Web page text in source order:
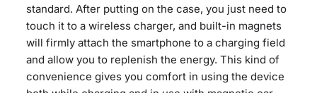
standard. After putting on the case, you just need to
touch it to a wireless charger, and built-in magnets
will firmly attach the smartphone to a charging field
and allow you to replenish the energy. This kind of
convenience gives you comfort in using the device